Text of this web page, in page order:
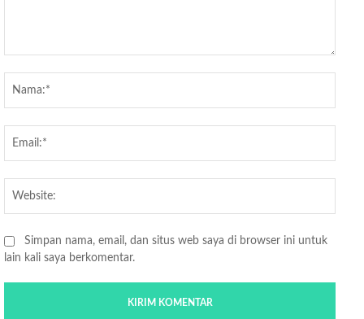
Simpan nama, email, dan situs web saya di browser ini untuk
lain kali saya berkomentar.